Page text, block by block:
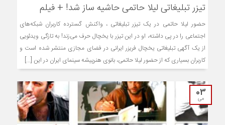
تیزر تبلیغاتی لیلا حاتمی حاشیه ساز شد! + فیلم
حضور لیلا حاتمی در یک تیزر تبلیغاتی ، واکنش گسترده کاربران شبکه‌های
اجتماعی را در پی داشته، او در این تیزر با یخچال حرف می‌زند! به تازگی ویدئویی
از یک آگهی تبلیغاتی یخچال فریزر ایرانی در فضای مجازی منتشر شده است و
کاربران بسیاری که از حضور لیلا حاتمی، بانوی هنرپیشه سینمای ایران در این [...]
03
می